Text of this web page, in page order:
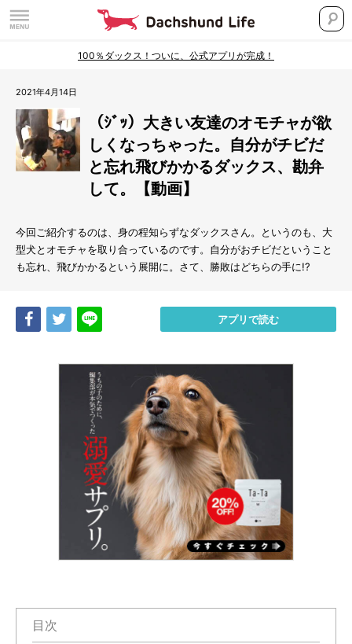
100％ダックス！ついに、公式アプリが完成！
2021年4月14日
（ｼﾞｯ）大きい友達のオモチャが欲
しくなっちゃった。自分がチビだ
と忘れ飛びかかるダックス、勘弁
して。【動画】
今回ご紹介するのは、身の程知らずなダックスさん。というのも、大
型犬とオモチャを取り合っているのです。自分がおチビだということ
も忘れ、飛びかかるという展開に。さて、勝敗はどちらの手に!?
Share Tweet アプリで読む
目次